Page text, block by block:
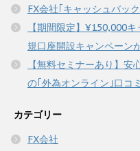
FX会社｢キャッシュバッ
【期間限定】¥150,000
規口座開設キャンペーン
【無料セミナーあり】
の｢外為オンライン｣口コ
カテゴリー
FX会社